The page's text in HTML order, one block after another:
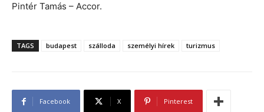
Pintér Tamás – Accor.
TAGS budapest szálloda személyi hírek turizmus
Facebook X Pinterest